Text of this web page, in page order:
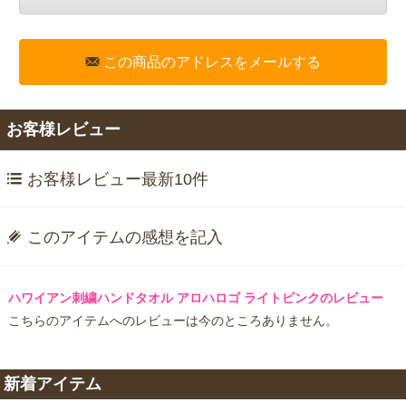
この商品のアドレスをメールする
お客様レビュー
お客様レビュー最新10件
このアイテムの感想を記入
ハワイアン刺繍ハンドタオル アロハロゴ ライトピンクのレビュー
こちらのアイテムへのレビューは今のところありません。
新着アイテム